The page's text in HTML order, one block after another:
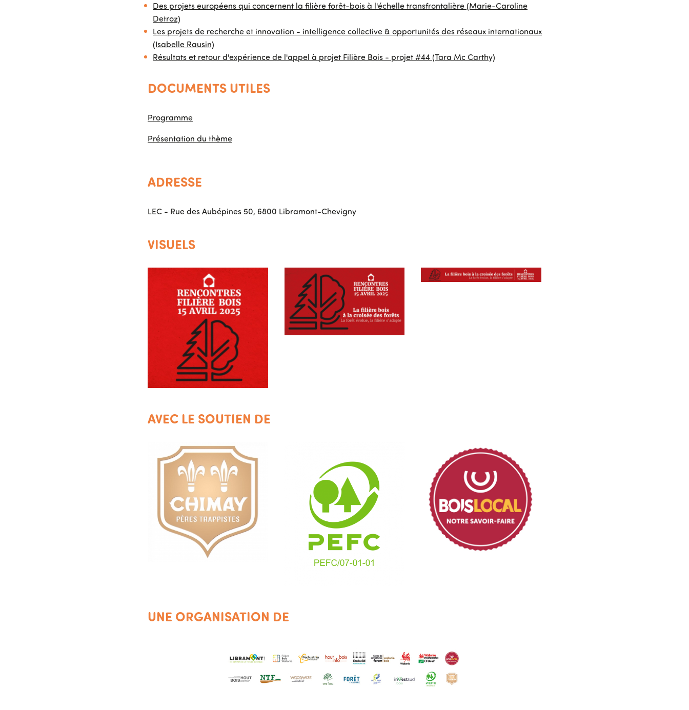
Des projets européens qui concernent la filière forêt-bois à l'échelle transfrontalière (Marie-Caroline
Detroz)
Les projets de recherche et innovation - intelligence collective & opportunités des réseaux internationaux
(Isabelle Rausin)
Résultats et retour d'expérience de l'appel à projet Filière Bois - projet #44 (Tara Mc Carthy)
DOCUMENTS UTILES
Programme
Présentation du thème
ADRESSE
LEC - Rue des Aubépines 50, 6800 Libramont-Chevigny
VISUELS
AVEC LE SOUTIEN DE
UNE ORGANISATION DE